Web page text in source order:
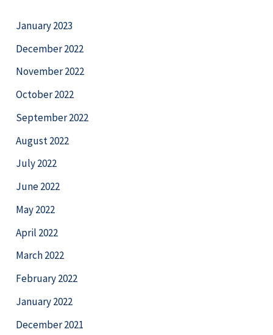
January 2023
December 2022
November 2022
October 2022
September 2022
August 2022
July 2022
June 2022
May 2022
April 2022
March 2022
February 2022
January 2022
December 2021